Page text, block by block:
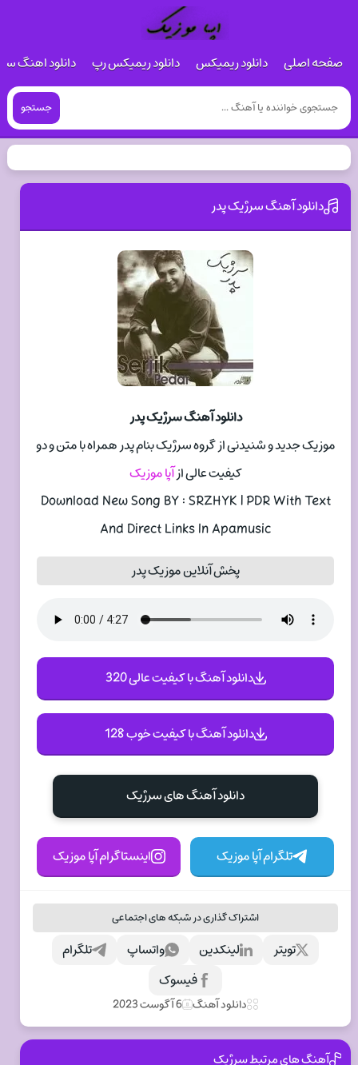
صفحه اصلی دانلود ریمیکس دانلود ریمیکس رپ دانلود اهنگ
جستجو
دانلود آهنگ سرژیک پدر
دانلود آهنگ سرژیک پدر
موزیک جدید و شنیدنی از گروه سرژیک بنام پدر همراه با متن و دو
کیفیت عالی ازآپا موزیک
Download New Song BY : SRZHYK | PDR With Text
And Direct Links In Apamusic
پخش آنلاین موزیک پدر
دانلود آهنگ با کیفیت عالی 320
دانلود آهنگ با کیفیت خوب 128
دانلود آهنگ های سرژیک
تلگرام آپا موزیک اینستاگرام آپا موزیک
اشتراک گذاری در شبکه های اجتماعی
تلگرام واتساپ لینکدین
تویتر
فیسوک
دانلود آهنگ 6 آگوست 2023
آهنگ های مرتبط سرژیک